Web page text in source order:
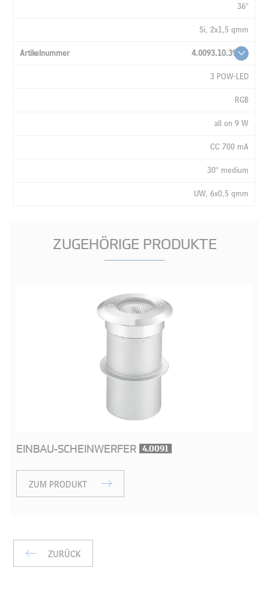
36°
Si, 2x1,5 qmm
4.0093.10.39
3 POW-LED
RGB
all on 9 W
CC 700 mA
30° medium
UW, 6x0,5 qmm
ZUGEHÖRIGE PRODUKTE
EINBAU-SCHEINWERFER 4.0091
ZUM PRODUKT
ZURÜCK